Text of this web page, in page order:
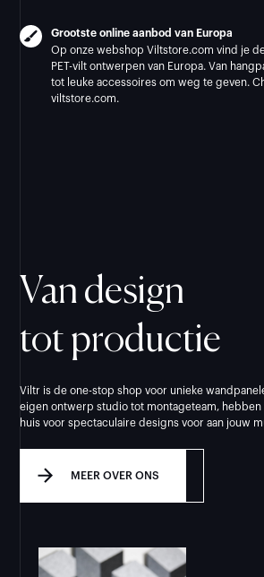
Grootste online aanbod van Europa
Op onze webshop Viltstore.com vind je
PET-vilt ontwerpen van Europa. Van
tot leuke accessoires om weg te geven.
viltstore.com.
Van design
tot productie
Viltr is de one-stop shop voor unieke
eigen ontwerp studio tot montageteam, hebben
huis voor spectaculaire designs voor aan jouw
MEER OVER ONS